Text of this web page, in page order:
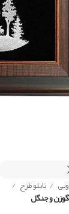
تابلو طرح
و جنگل